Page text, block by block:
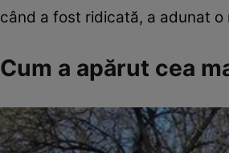
când a fost ridicată, a adunat o
Cum a apărut cea